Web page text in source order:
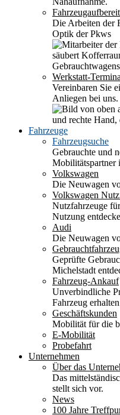
Die Arbeiten der
Optik der Pkws
Werkstatt-
Vereinbaren Sie
Anliegen bei uns.
Fahrzeuge
Fahrzeugsuche
Gebrauchte und
Mobilitätspartner
Volkswagen
Die Neuwagen
Volkswagen
Nutzfahrzeuge
Nutzung
Audi
Die Neuwagen
Geprüfte
Michelstadt
Fahrzeug-Ankauf
Unverbindliche
Fahrzeug erhalten
Geschäftskunden
Mobilität für die
E-Mobilität
Probefahrt
Unternehmen
Über das
Das
stellt sich vor.
News
100 Jahre